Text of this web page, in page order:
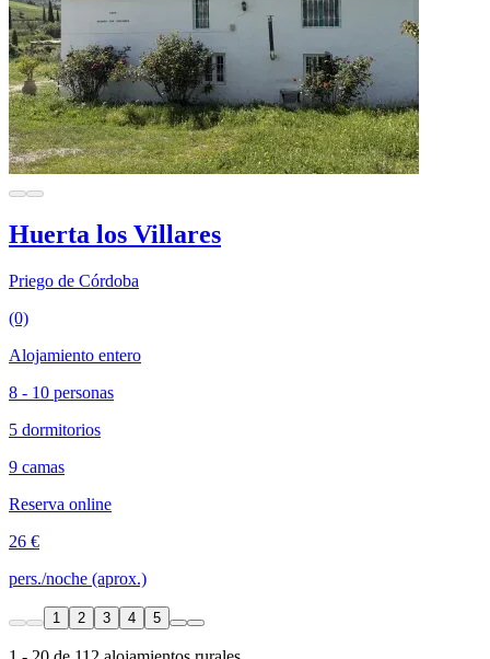
Huerta los Villares
Priego de Córdoba
(0)
Alojamiento entero
8 - 10 personas
5 dormitorios
9 camas
Reserva online
26 €
pers./noche (aprox.)
1 2 3 4 5